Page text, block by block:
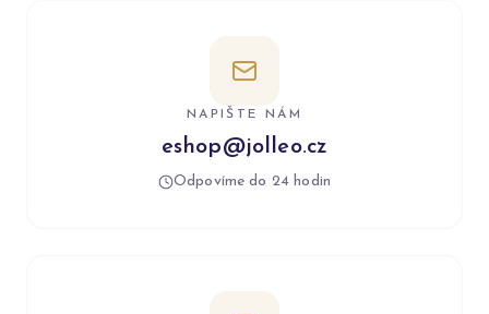
NAPIŠTE NÁM
eshop@jolleo.cz
Odpovíme do 24 hodin